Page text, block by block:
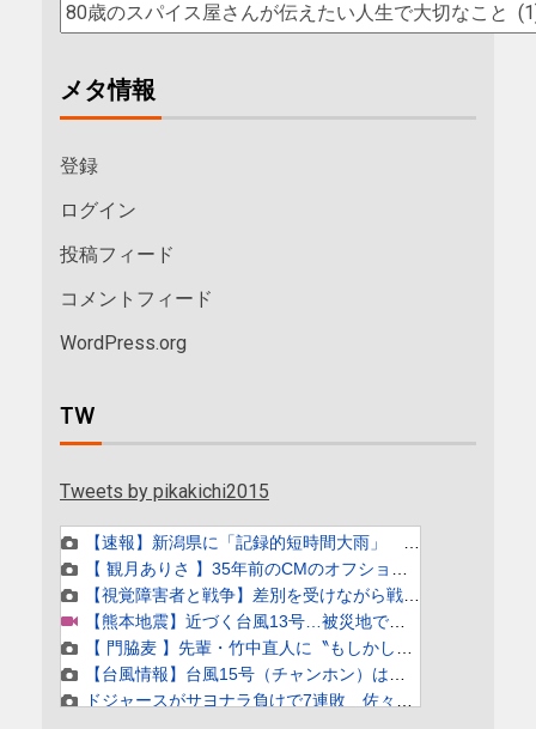
メタ情報
登録
ログイン
投稿フィード
コメントフィード
WordPress.org
TW
Tweets by pikakichi2015